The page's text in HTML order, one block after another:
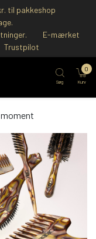
til pakkeshop
E-mærket
Trustpilot
Søg Kurv
0